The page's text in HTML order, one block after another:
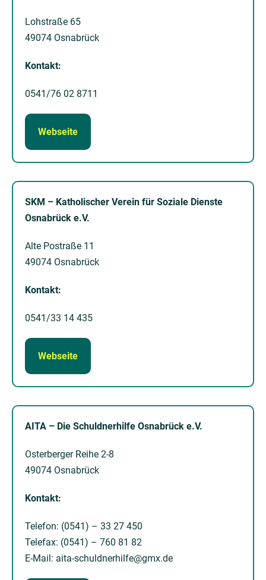
Lohstraße 65
49074 Osnabrück
Kontakt:
0541/76 02 8711
Webseite
SKM – Katholischer Verein für Soziale Dienste
Osnabrück e.V.
Alte Postraße 11
49074 Osnabrück
Kontakt:
0541/33 14 435
Webseite
AITA – Die Schuldnerhilfe Osnabrück e.V.
Osterberger Reihe 2-8
49074 Osnabrück
Kontakt:
Telefon: (0541) – 33 27 450
Telefax: (0541) – 760 81 82
E-Mail: aita-schuldnerhilfe@gmx.de